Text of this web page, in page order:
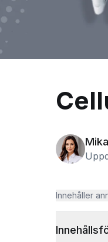
Innehåller